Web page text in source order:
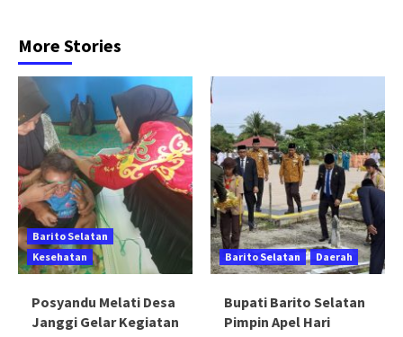
More Stories
Barito Selatan
Kesehatan
Posyandu Melati Desa
Janggi Gelar Kegiatan
Barito Selatan Daerah
Bupati Barito Selatan
Pimpin Apel Hari